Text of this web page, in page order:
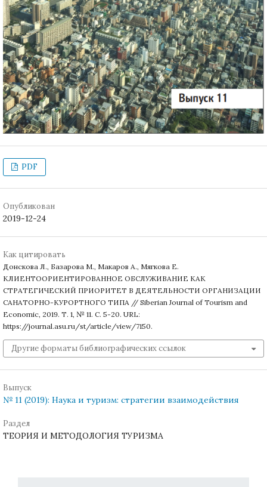
PDF
Опубликован
2019-12-24
Как цитировать
Донскова Л., Базарова М., Макаров А., Мягкова Е.
КЛИЕНТООРИЕНТИРОВАННОЕ ОБСЛУЖИВАНИЕ КАК
СТРАТЕГИЧЕСКИЙ ПРИОРИТЕТ В ДЕЯТЕЛЬНОСТИ ОРГАНИЗАЦИИ
САНАТОРНО-КУРОРТНОГО ТИПА // Siberian Journal of Tourism and
Economic, 2019. Т. 1, № 11. С. 5-20. URL:
https://journal.asu.ru/st/article/view/7150.
Другие форматы библиографических ссылок
Выпуск
№ 11 (2019): Наука и туризм: стратегии взаимодействия
Раздел
ТЕОРИЯ И МЕТОДОЛОГИЯ ТУРИЗМА